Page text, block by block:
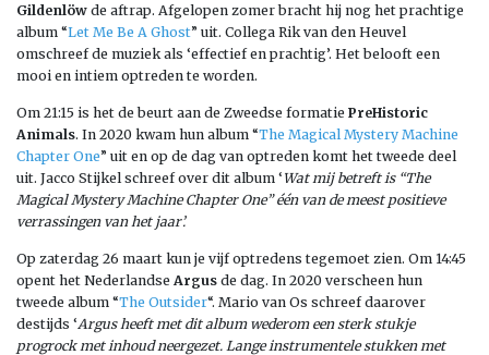
Gildenlöw de aftrap. Afgelopen zomer bracht hij nog het prachtige
album “Let Me Be A Ghost” uit. Collega Rik van den Heuvel
omschreef de muziek als ‘effectief en prachtig’. Het belooft een
mooi en intiem optreden te worden.
Om 21:15 is het de beurt aan de Zweedse formatie PreHistoric
Animals. In 2020 kwam hun album “The Magical Mystery Machine
Chapter One” uit en op de dag van optreden komt het tweede deel
uit. Jacco Stijkel schreef over dit album ‘ Wat mij betreft is “The
Magical Mystery Machine Chapter One” één van de meest positieve
verrassingen van het jaar’.
Op zaterdag 26 maart kun je vijf optredens tegemoet zien. Om 14:45
opent het Nederlandse Argus de dag. In 2020 verscheen hun
tweede album “The Outsider“. Mario van Os schreef daarover
destijds ‘Argus heeft met dit album wederom een sterk stukje
progrock met inhoud neergezet. Lange instrumentele stukken met